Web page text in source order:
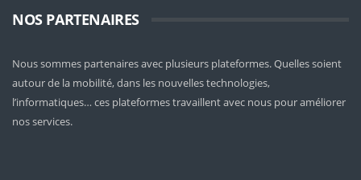
NOS PARTENAIRES
Nous sommes partenaires avec plusieurs plateformes. Quelles soient
autour de la mobilité, dans les nouvelles technologies,
l’informatiques… ces plateformes travaillent avec nous pour améliorer
nos services.